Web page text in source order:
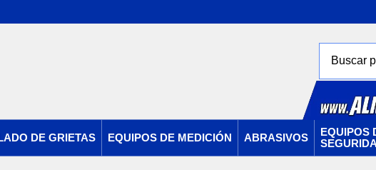
DE GRIETAS EQUIPOS DE MEDICIÓN ABRASIVOS
EQUIPOS